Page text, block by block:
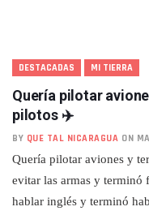
DESTACADAS MI TIERRA
Quería pilotar
pilotos ✈️
BY QUE TAL NICARAGUA ON
Quería pilotar aviones y
evitar las armas y terminó
hablar inglés y terminó